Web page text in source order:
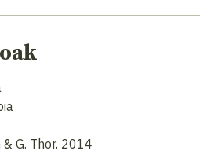
& G. Thor. 2014